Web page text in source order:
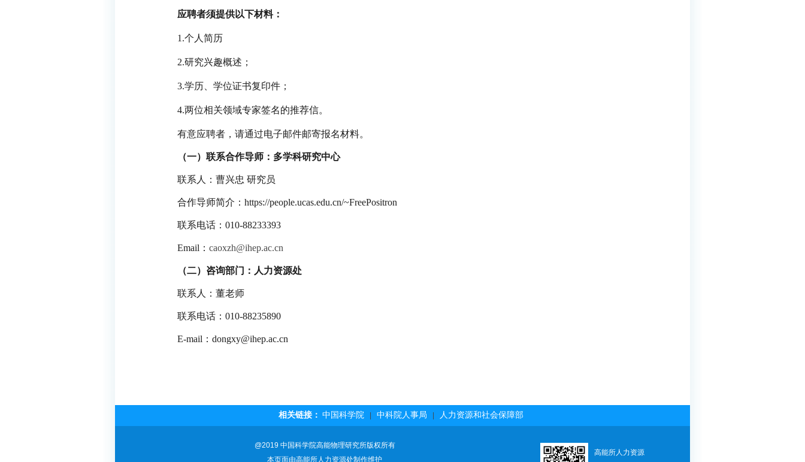
应聘者须提供以下材料：
1.个人简历
2.研究兴趣概述；
3.学历、学位证书复印件；
4.两位相关领域专家签名的推荐信。
有意应聘者，请通过电子邮件邮寄报名材料。
（一）联系合作导师：多学科研究中心
联系人：曹兴忠 研究员
合作导师简介： https://people.ucas.edu.cn/~FreePositron
联系电话： 010-88233393
Email ： caoxzh@ihep.ac.cn
（二）咨询部门：人力资源处
联系人：董老师
联系电话： 010-88235890
E-mail ： dongxy@ihep.ac.cn
相关链接： 中国科学院 中科院人事局 人力资源和社会保障部
@2019 中国科学院高能物理研究所版权所有
本页面由高能所人力资源处制作维护
高能所人力资源